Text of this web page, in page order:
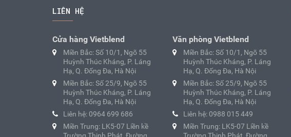
LIÊN HỆ
Cửa hàng Vietblend
Miền Bắc: Số 10/1, Ngõ 55
Huỳnh Thúc Kháng, P. Láng
Hạ, Q. Đống Đa, Hà Nội
Miền Bắc: Số 25/9, Ngõ 55
Huỳnh Thúc Kháng, P. Láng
Hạ, Q. Đống Đa, Hà Nội
Liên hệ: 0964 699 686
Miền Trung: LK5-07 Liền kề
Trường Thịnh Phát, Đường
Văn phòng Vietblend
Miền Bắc: Số 10/1, Ngõ 55
Huỳnh Thúc Kháng, P. Láng
Hạ, Q. Đống Đa, Hà Nội
Miền Bắc: Số 25/9, Ngõ 55
Huỳnh Thúc Kháng, P. Láng
Hạ, Q. Đống Đa, Hà Nội
Liên hệ: 0988 015 449
Miền Trung: LK5-07 Liền kề
Trường Thịnh Phát, Đường